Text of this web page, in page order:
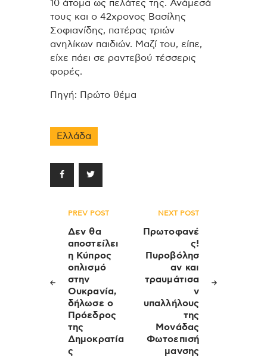
10 άτομα ως πελάτες της. Ανάμεσά
τους και ο 42χρονος Βασίλης
Σοφιανίδης, πατέρας τριών
ανηλίκων παιδιών. Μαζί του, είπε,
είχε πάει σε ραντεβού τέσσερις
φορές.
Πηγή: Πρώτο θέμα
Ελλάδα
Πλοήγηση
άρθρων
PREV POST
Δεν θα
αποστείλει
η Κύπρος
οπλισμό
στην
Ουκρανία,
δήλωσε ο
Πρόεδρος
της
Δημοκρατία
ς
NEXT POST
Πρωτοφανέ
ς!
Πυροβόλησ
αν και
τραυμάτισα
ν
υπαλλήλους
της
Μονάδας
Φωτοεπισή
μανσης